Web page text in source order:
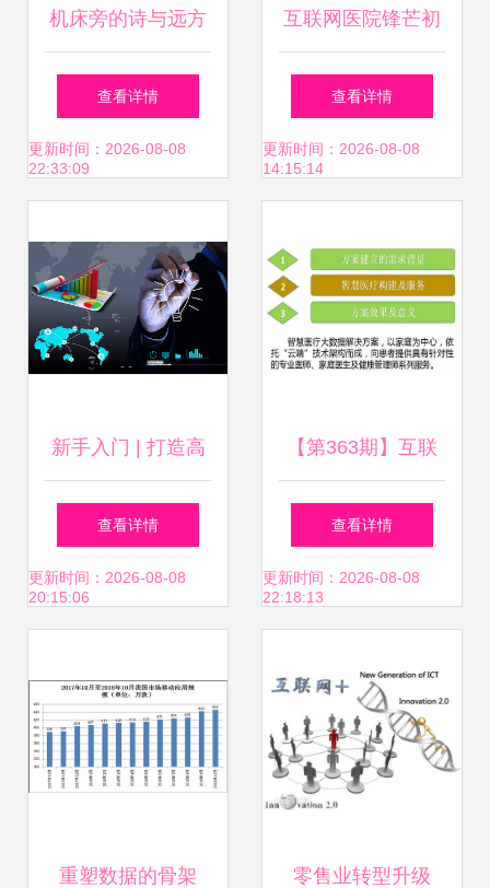
机床旁的诗与远方
我在制造业工厂写
代码，月薪三万，
查看详情
更新时间：2026-08-08
22:33:09
互联网医院锋芒初
露，轻松集团普惠
医疗服务惠及更多
查看详情
更新时间：2026-08-08
14:15:14
新手入门 | 打造高
端的数据报表 – 爱
盈利 互联网数据服
查看详情
更新时间：2026-08-08
20:15:06
【第363期】互联
网数据服务助力智
慧医疗 云威榜大数
疗未来
查看详情
更新时间：2026-08-08
22:18:13
重塑数据的骨架 零售业转型升级